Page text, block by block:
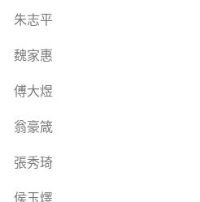
朱志平
魏家惠
傅大煜
翁豪箴
張秀琦
侯玉燡